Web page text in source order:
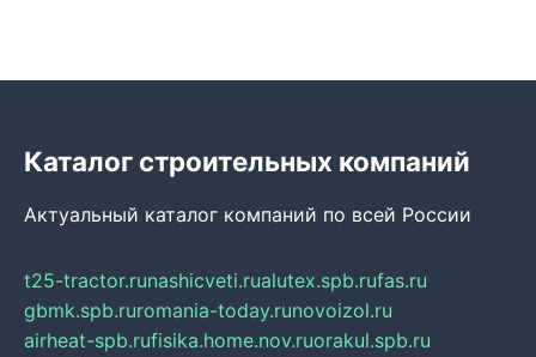
Каталог строительных компаний
Актуальный каталог компаний по всей России
t25-tractor.runashicveti.rualutex.spb.rufas.ru
gbmk.spb.ruromania-today.runovoizol.ru
airheat-spb.rufisika.home.nov.ruorakul.spb.ru